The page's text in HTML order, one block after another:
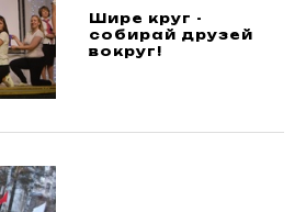
Шире круг -
собирай друзей
вокруг!